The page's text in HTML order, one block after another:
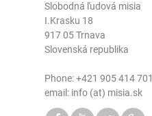
Slobodná ľudová misia
I.Krasku 18
917 05 Trnava
Slovenská republika
Phone:+421 905 414 701
email: info (at) misia.sk